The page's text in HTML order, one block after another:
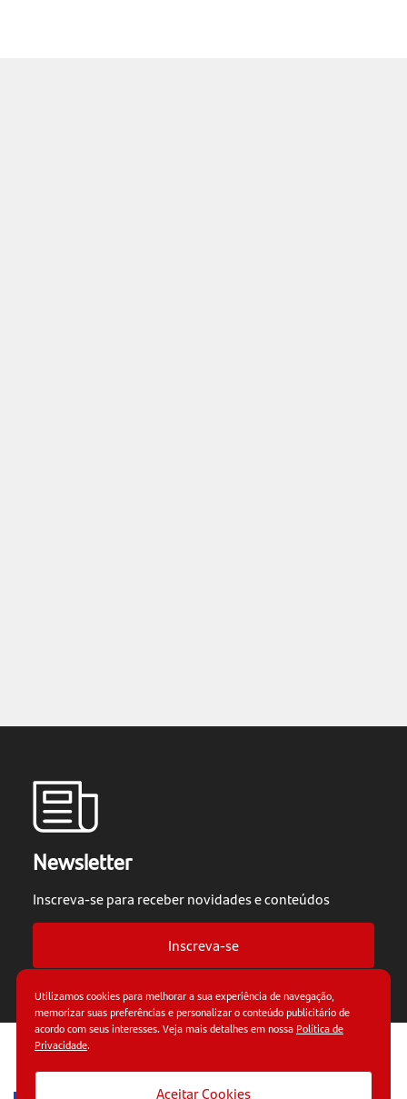
Newsletter
Inscreva-se para receber novidades e conteúdos
Inscreva-se
privacidade.
Utilizamos cookies para melhorar a sua experiência de navegação,
memorizar suas preferências e personalizar o conteúdo publicitário de
acordo com seus interesses. Veja mais detalhes em nossa Política de
Privacidade.
Aceitar Cookies